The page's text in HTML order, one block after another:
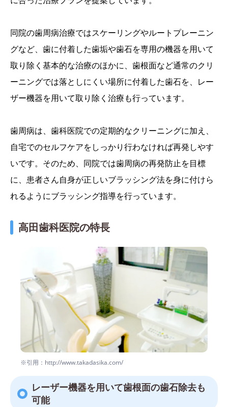
同院の歯周病治療ではスケーリングやルートプレーニン
グなど、歯に付着した歯垢や歯石を専用の機器を用いて
取り除く基本的な治療のほかに、歯根面など通常のクリ
ーニングでは落としにくい場所に付着した歯石を、レー
ザー機器を用いて取り除く治療も行っています。
歯周病は、歯科医院での定期的なクリーニングに加え、
自宅でのセルフケアをしっかり行わなければ再発しやす
いです。そのため、同院では歯周病の再発防止を目標
に、患者さん自身が正しいブラッシング法を身に付けら
れるようにブラッシング指導を行っています。
高田歯科医院の特長
※引用：http://www.takadasika.com/
レーザー機器を用いて歯根面の歯石除去も
可能